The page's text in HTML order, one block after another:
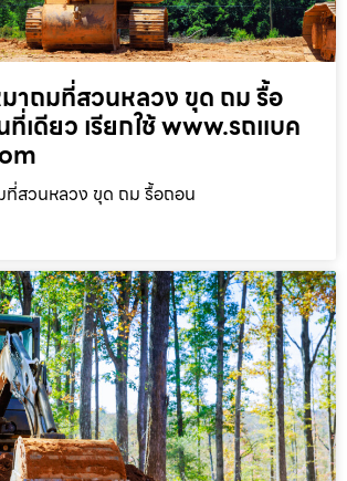
มาถมที่สวนหลวง ขุด ถม รื้อ
ที่เดียว เรียกใช้ www.รถแบค
ที่สวนหลวง ขุด ถม รื้อถอน